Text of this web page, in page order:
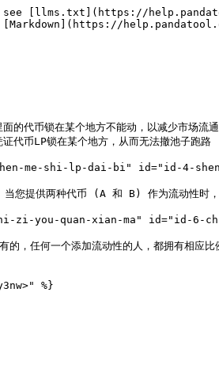
see [llms.txt](https://
代币锁在某个地方不能动，以减少市场流通
币LP锁在某个地方，从而无法撤池子跑路
shen-me-shi-lp-dai-bi" id="id-4-
两种代币 (A 和 B) 作为流动性时，您得
zi-you-quan-xian-ma" id="id-6-
，任何一个添加流动性的人，都拥有相应
%}